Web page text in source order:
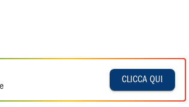
CLICCA QUI